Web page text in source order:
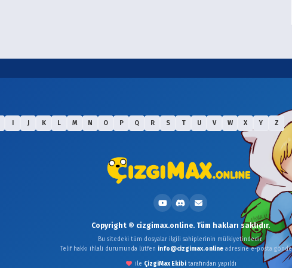
I J K L M N O P Q R S T U V W X Y Z
Copyright © cizgimax.online. Tüm hakları saklıdır.
Bu sitedeki tüm dosyalar ilgili sahiplerinin mülkiyetindedir.
Telif hakkı ihlali durumunda lütfen info@cizgimax.onlineadresine e-posta
ile ÇizgiMax Ekibitarafından yapıldı